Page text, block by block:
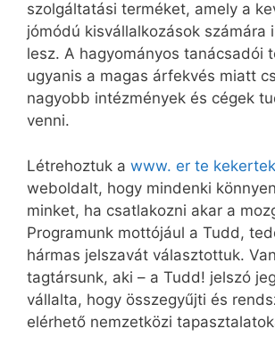
szolgáltatási terméket, amely a
jómódú kisvállalkozások számára
lesz. A hagyományos tanácsadói
ugyanis a magas árfekvés miatt
nagyobb intézmények és cégek
venni.
Létrehoztuk a www. er te
weboldalt, hogy mindenki
minket, ha csatlakozni akar a
Programunk mottójául a Tudd,
hármas jelszavát választottuk.
tagtársunk, aki – a Tudd! jelszó
vállalta, hogy összegyűjti és
elérhető nemzetközi